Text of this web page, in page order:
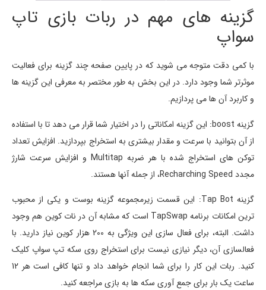
گزینه های مهم در ربات بازی تاپ
سواپ
با کمی دقت متوجه می شوید که در پایین صفحه چند گزینه برای فعالیت
موثرتر شما وجود دارد. در این بخش به طور مختصر به معرفی این گزینه ها
و کاربرد آن ها می پردازیم.
گزینه boost: این گزینه امکاناتی را در اختیار شما قرار می دهد تا با استفاده
از آن بتوانید با سرعت و مقدار بیشتری به استخراج بپردازید. افزایش تعداد
توکن های استخراج شده با هر ضربه Multitap و افزایش سرعت شارژ
مجدد Recharching Speed، از جمله آنها هستند.
گزینه Tap Bot: این قسمت زیرمجموعه گزینه بوست و یکی از محبوب
ترین امکانات برنامه TapSwap است که مشابه آن در نات کوین هم وجود
داشت. البته، برای فعال سازی این ویژگی به 200 هزار کوین نیاز دارید. با
فعالسازی آن، دیگر نیازی نیست برای استخراج روی سکه تپ سواپ کلیک
کنید. ربات این کار را برای شما انجام خواهد داد و تنها کافی است هر 12
ساعت یک بار برای جمع آوری سکه ها به بازی مراجعه کنید.